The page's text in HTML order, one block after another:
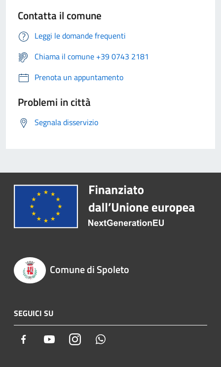
Contatta il comune
Leggi le domande frequenti
Chiama il comune +39 0743 2181
Prenota un appuntamento
Problemi in città
Segnala disservizio
Comune di Spoleto
SEGUICI SU
Facebook YoutubeInstagram